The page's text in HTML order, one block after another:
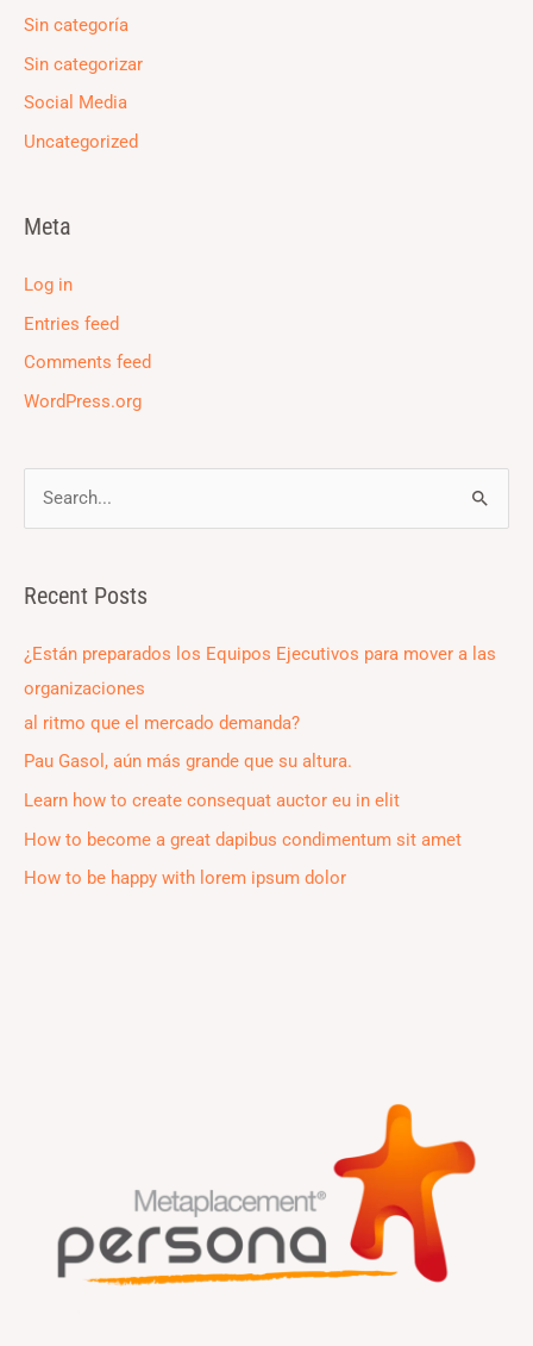
Sin categoría
Sin categorizar
Social Media
Uncategorized
Meta
Log in
Entries feed
Comments feed
WordPress.org
r
:
Recent Posts
¿Están preparados los Equipos Ejecutivos para mover a las
organizaciones
al ritmo que el mercado demanda?
Pau Gasol, aún más grande que su altura.
Learn how to create consequat auctor eu in elit
How to become a great dapibus condimentum sit amet
How to be happy with lorem ipsum dolor